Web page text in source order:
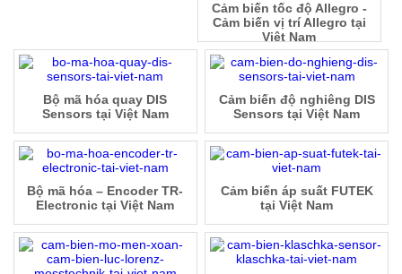
Cảm biến tốc độ Allegro -
Cảm biến vị trí Allegro tại
Việt Nam
Cảm biến độ nghiêng DIS
Sensors tại Việt Nam
Bộ mã hóa quay DIS
Sensors tại Việt Nam
Cảm biến áp suất FUTEK
tại Việt Nam
Bộ mã hóa – Encoder TR-
Electronic tại Việt Nam